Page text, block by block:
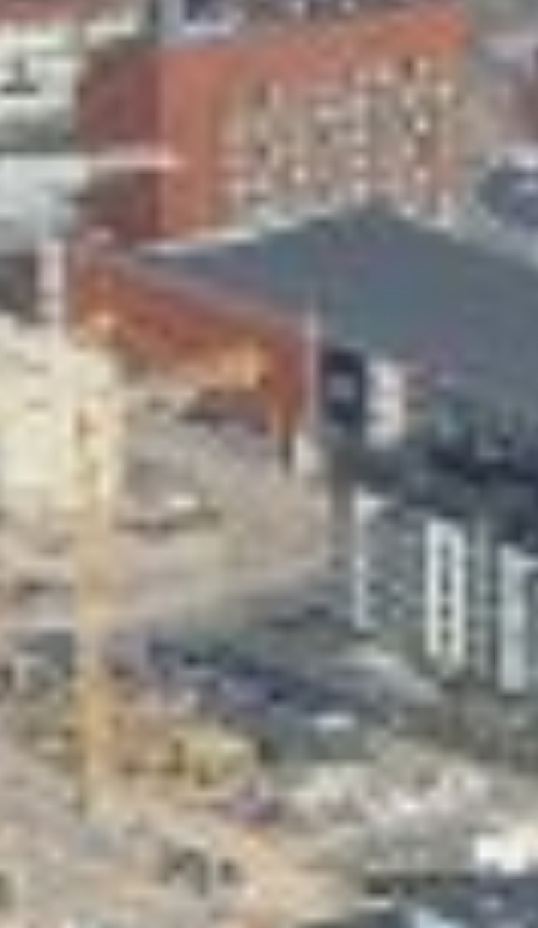
Skeittihalli
Varhaiskasvatus
Ateria- ja välipalamaksut
Mämminiemi
Taideapteekki
Kirjasto
Valon Kaupunki
Lasten Lysti & LystiKylä-festivaali
Ohje
English